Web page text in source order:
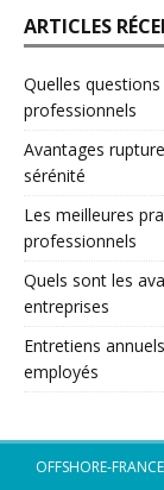
ARTICLES
Quelles
professionnels
Avantages
sérénité
Les meilleures
professionnels
Quels sont les
entreprises
Entretiens
employés
OFFSHORE-